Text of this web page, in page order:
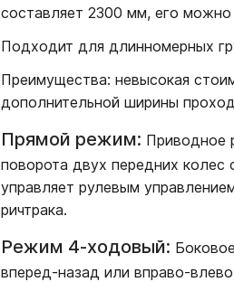
составляет 2300 мм, его можно
Подходит для длинномерных
Преимущества: невысокая
дополнительной ширины
Прямой режим: Приводное
поворота двух передних
управляет рулевым
ричтрака.
Режим 4-ходовый:
вперед-назад или вправо-